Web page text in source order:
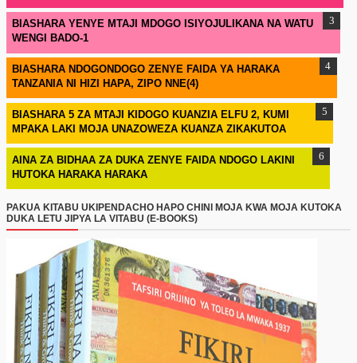
BIASHARA YENYE MTAJI MDOGO ISIYOJULIKANA NA WATU
WENGI BADO-1
BIASHARA NDOGONDOGO ZENYE FAIDA YA HARAKA
TANZANIA NI HIZI HAPA, ZIPO NNE(4)
BIASHARA 5 ZA MTAJI KIDOGO KUANZIA ELFU 2, KUMI
MPAKA LAKI MOJA UNAZOWEZA KUANZA ZIKAKUTOA
AINA ZA BIDHAA ZA DUKA ZENYE FAIDA NDOGO LAKINI
HUTOKA HARAKA HARAKA
PAKUA KITABU UKIPENDACHO HAPO CHINI MOJA KWA MOJA KUTOKA
DUKA LETU JIPYA LA VITABU (E-BOOKS)